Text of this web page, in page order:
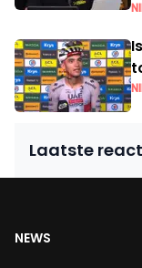
Laatste
NEWS